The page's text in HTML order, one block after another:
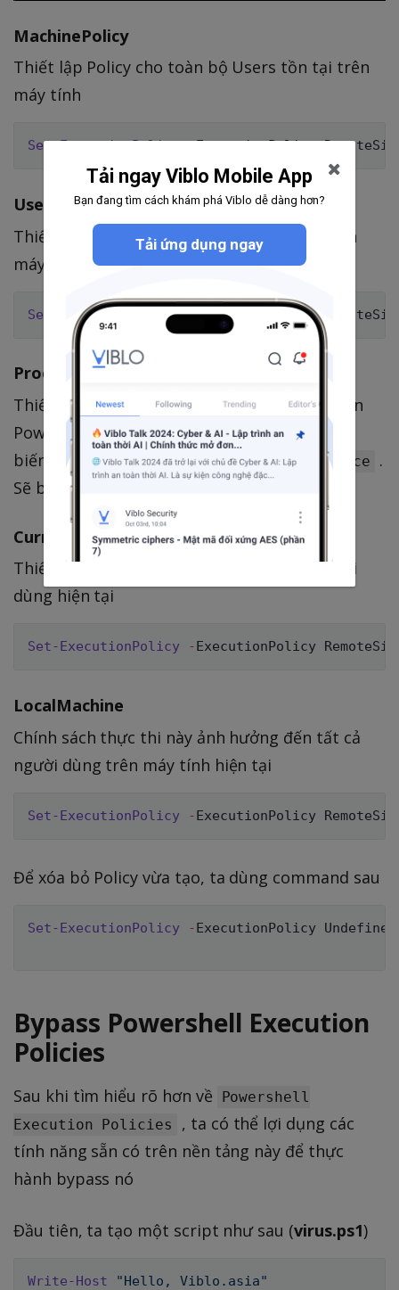
MachinePolicy
Thiết lập Policy cho toàn bộ Users tồn tại trên
máy tính
Set-ExecutionPolicy -ExecutionPolicy
UserPolicy
Thiết lập Policy cho từng User hiện diện trên
máy tính
Set-ExecutionPolicy -ExecutionPolicy
Process
Thiết lập Policy này chỉ ảnh hưởng tới Session
Powershell hiện tại do nó được lưu trữ trong
biến tạm
$env:PSExecutionPolicyPreference
.
Sẽ biến mất khi Powershell ngắt kết nối
CurrentUser
Thiết lập Policy này chỉ ảnh hưởng đến người
dùng hiện tại
Set-ExecutionPolicy - ExecutionPolicy
LocalMachine
Chính sách thực thi này ảnh hưởng đến tất cả
người dùng trên máy tính hiện tại
Set-ExecutionPolicy -ExecutionPolicy
Để xóa bỏ Policy vừa tạo, ta dùng command sau
Set-ExecutionPolicy -ExecutionPolicy
Bypass Powershell Execution
Policies
Sau khi tìm hiểu rõ hơn về
Powershell
Execution Policies
, ta có thể lợi dụng các
tính năng sẵn có trên nền tảng này để thực
hành bypass nó
Đầu tiên, ta tạo một script như sau (virus.ps1)
Write-Host "Hello, Viblo.asia"
Tải ngay Viblo Mobile App
Bạn đang tìm cách khám phá Viblo dễ dàng hơn?
Tải ứng dụng ngay